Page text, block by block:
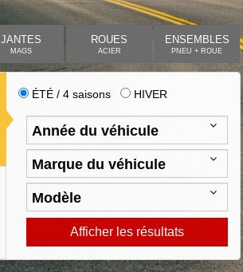
JANTES
MAGS
ROUES
ACIER
ENSEMBLES
PNEU + ROUE
ÉTÉ / 4 saisons HIVER
Afficher les résultats